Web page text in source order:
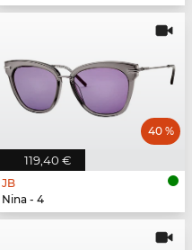
119,40 €
40 %
JB
Nina - 4